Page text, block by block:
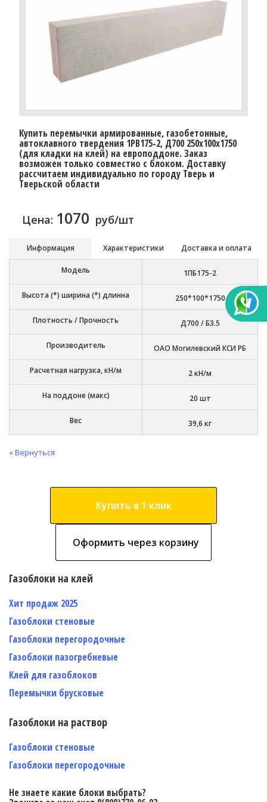
Купить перемычки армированные, газобетонные,
автоклавного твердения 1PB175-2, Д700 250х100х1750
(для кладки на клей) на европоддоне. Заказ
возможен только совместно с блоком. Доставку
рассчитаем индивидуально по городу Тверь и
Тверьской области
Цена: 1070 руб/шт
Информация Характеристики Доставка и оплата
Модель 1ПБ175-2
Высота (*) ширина (*) длинна 250*100*1750
Плотность / Прочность Д700 / Б3.5
Производитель ОАО Могилевский КСИ РБ
Расчетная нагрузка, кН/м 2 кН/м
На поддоне (макс) 20 шт
Вес 39,6 кг
« Вернуться
Купить в 1 клик
Оформить через корзину
Газоблоки на клей
Хит продаж 2025
Газоблоки стеновые
Газоблоки перегородочные
Газоблоки пазогребневые
Клей для газоблоков
Перемычки брусковые
Газоблоки на раствор
Газоблоки стеновые
Газоблоки перегородочные
Не знаете какие блоки выбрать?